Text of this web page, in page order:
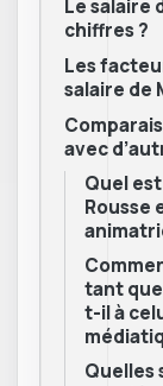
Le salaire
chiffres ?
Les
salaire de
avec
Quel
Rousse
tant
t-il à
Quelles